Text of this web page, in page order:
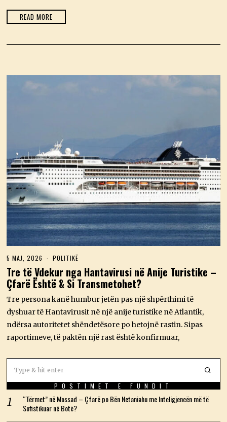
READ MORE
5 MAJ, 2026
M
A
J
,
2
2
6
POLITIKË
Tre të Vdekur nga Hantavirusi në Anije Turistike –
Çfarë Është & Si Transmetohet?
Tre persona kanë humbur jetën pas një shpërthimi të
dyshuar të Hantavirusit në një anije turistike në Atlantik,
ndërsa autoritetet shëndetësore po hetojnë rastin. Sipas
raportimeve, të paktën një rast është konfirmuar,
POSTIMET E FUNDIT
“Tërmet” në Mossad – Çfarë po Bën Netaniahu me Inteligjencën më të
Sofistikuar në Botë?